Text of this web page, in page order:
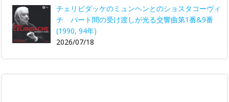
チェリビダッケのミュンヘンとのショスタコーヴィ
チ パート間の受け渡しが光る交響曲第1番&9番
(1990, 94年)
2026/07/18